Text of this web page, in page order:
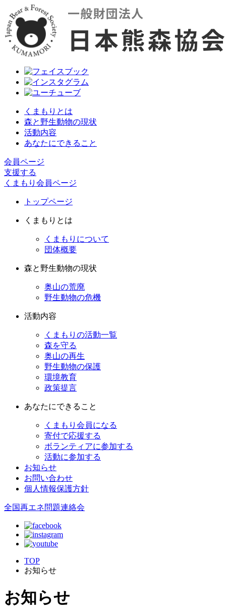
くまもりとは
森と野生動物の現状
活動内容
あなたにできること
会員ページ
支援する
くまもり会員ページ
トップページ
くまもりとは
くまもりについて
団体概要
森と野生動物の現状
奥山の荒廃
野生動物の危機
活動内容
くまもりの活動一覧
森を守る
奥山の再生
野生動物の保護
環境教育
政策提言
あなたにできること
くまもり会員になる
寄付で応援する
ボランティアに参加する
活動に参加する
お知らせ
お問い合わせ
個人情報保護方針
全国再エネ問題連絡会
TOP
お知らせ
お知らせ